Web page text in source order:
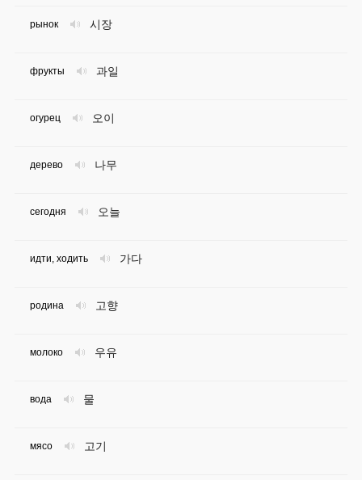
시장
рынок
과일
фрукты
오이
огурец
나무
дерево
오늘
сегодня
가다
идти, ходить
고향
родина
우유
молоко
물
вода
고기
мясо